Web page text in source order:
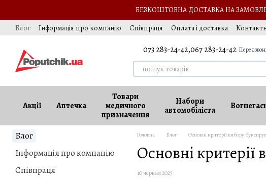
БЕЗКОШТОВНА ДОСТАВКА НА
Блог
Інформація про компанію Співпраця Оплата і доставка
073 283-24-42,067 283-24-42
Акції Аптечка
Товари
медичного
призначення
Набори
автомобіліста
Головна Блог Основні критерії вибору
Основні критерії
10 червня 2025
Блог
Інформація про компанію
Співпраця